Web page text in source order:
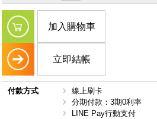
加入購物車
立即結帳
付款方式
線上刷卡
分期付款：3期0利率
LINE Pay行動支付